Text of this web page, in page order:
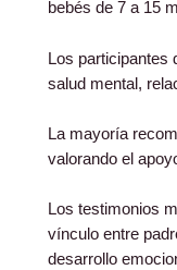
bebés de 7 a 15
Los participantes
salud mental,
La mayoría
valorando el
Los testimonios
vínculo entre
desarrollo